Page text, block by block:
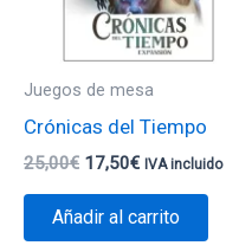
Juegos de mesa
Crónicas del Tiempo
25,00€ 17,50€ IVA incluido
Añadir al carrito